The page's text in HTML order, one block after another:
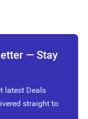
— Stay
latest Deals
straight to